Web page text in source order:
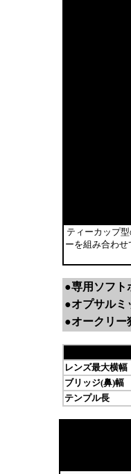
ティーカップ
ーを組み合わ
●専用ソフト
●オプサルミ
●オークリー
レンズ最大横幅
ブリッジ(鼻)幅
テンプル長